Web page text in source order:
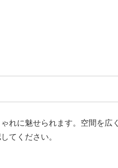
れに魅せられます。空間を広く
てください。